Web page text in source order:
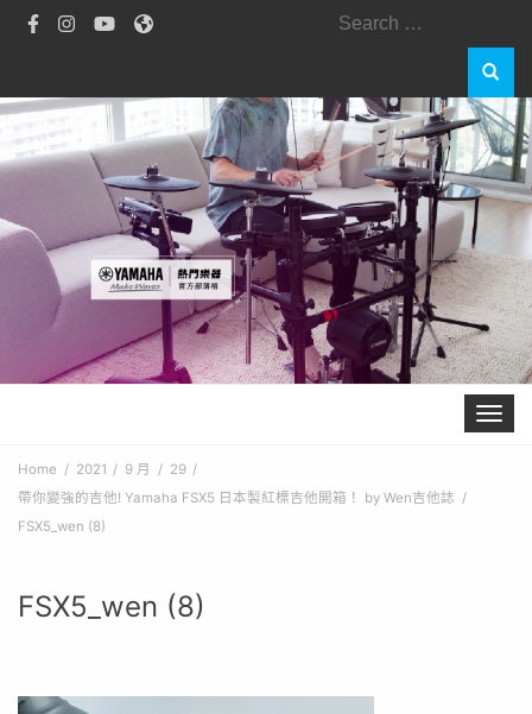
Search
Toggle
Home 2021 9 月
29
帶你變強的吉他! Yamaha FSX5 日本製紅標吉他開箱！ by Wen吉他誌
FSX5_wen (8)
FSX5_wen (8)